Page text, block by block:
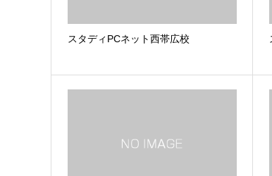
スタディPCネット西帯広校